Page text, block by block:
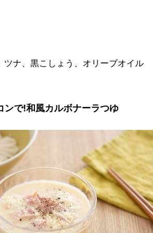
ツナ、黒こしょう、オリーブオイル
ンで!和風カルボナーラつゆ